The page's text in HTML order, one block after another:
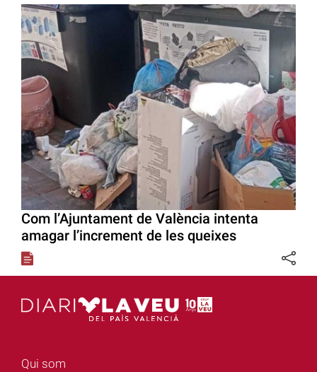
Com l’Ajuntament de València intenta
amagar l’increment de les queixes
Qui som